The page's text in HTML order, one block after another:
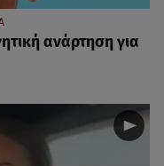
ανάρτηση για